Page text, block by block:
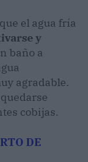
el agua fría
y
baño a
agradable.
cobijas.
DE